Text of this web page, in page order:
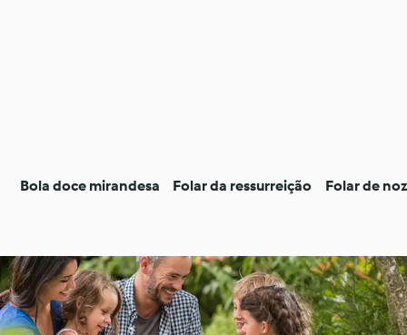
Bola doce mirandesa Folar da ressurreição Folar de